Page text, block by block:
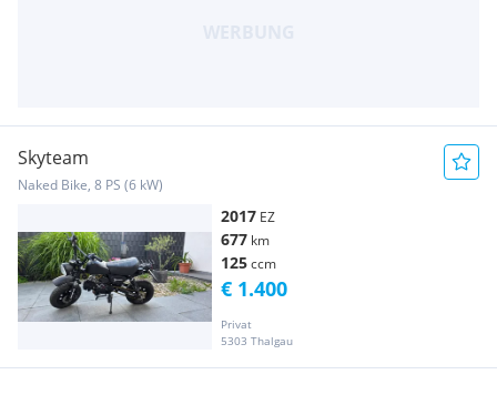
Skyteam
Naked Bike, 8 PS (6 kW)
2017 EZ
677 km
125ccm
Privat
5303 Thalgau
€ 1.400